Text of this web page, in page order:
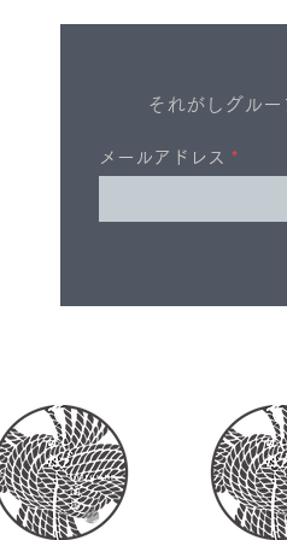
それがしグル
メールアドレス